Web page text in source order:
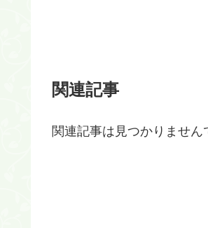
関連記事
関連記事は見つかりません